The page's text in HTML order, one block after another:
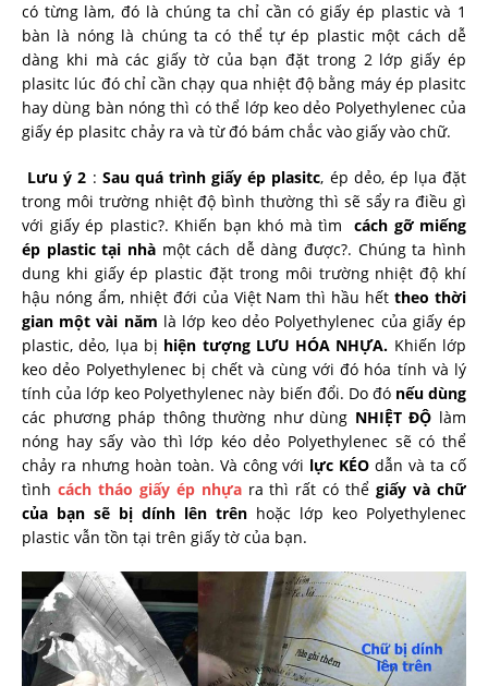
có từng làm, đó là chúng ta chỉ cần có giấy ép plastic và 1
bàn là nóng là chúng ta có thể tự ép plastic một cách dễ
dàng khi mà các giấy tờ của bạn đặt trong 2 lớp giấy ép
plasitc lúc đó chỉ cần chạy qua nhiệt độ bằng máy ép plasitc
hay dùng bàn nóng thì có thể lớp keo dẻo Polyethylenec của
giấy ép plasitc chảy ra và từ đó bám chắc vào giấy vào chữ.
Lưu ý 2 : Sau quá trình giấy ép plasitc, ép dẻo, ép lụa đặt
trong môi trường nhiệt độ bình thường thì sẽ sẩy ra điều gì
với giấy ép plastic?. Khiến bạn khó mà tìm cách gỡ miếng
ép plastic tại nhà một cách dễ dàng được?. Chúng ta hình
dung khi giấy ép plastic đặt trong môi trường nhiệt độ khí
hậu nóng ẩm, nhiệt đới của Việt Nam thì hầu hếttheo thời
gian một vài năm là lớp keo dẻo Polyethylenec của giấy ép
plastic, dẻo, lụa bị hiện tượng LƯU HÓA NHỰA. Khiến lớp
keo dẻo Polyethylenec bị chết và cùng với đó hóa tính và lý
tính của lớp keo Polyethylenec này biến đổi. Do đó nếu dùng
các phương pháp thông thường như dùng NHIỆT ĐỘ làm
nóng hay sấy vào thì lớp kéo dẻo Polyethylenec sẽ có thể
chảy ra nhưng hoàn toàn. Và công với lực KÉO dẫn và ta cố
tình cách tháo giấy ép nhựara thì rất có thểgiấy và chữ
của bạn sẽ bị dính lên trên hoặc lớp keo Polyethylenec
plastic vẫn tồn tại trên giấy tờ của bạn.